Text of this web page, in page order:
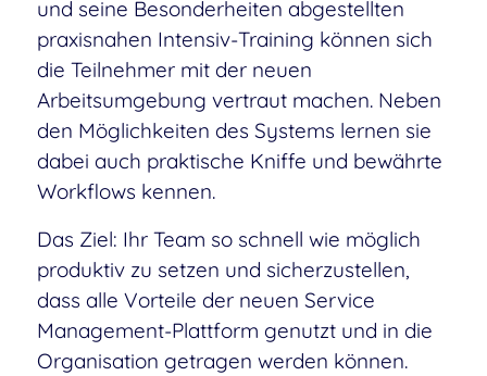
und seine Besonderheiten abgestellten
praxisnahen Intensiv-Training können sich
die Teilnehmer mit der neuen
Arbeitsumgebung vertraut machen. Neben
den Möglichkeiten des Systems lernen sie
dabei auch praktische Kniffe und bewährte
Workflows kennen.
Das Ziel: Ihr Team so schnell wie möglich
produktiv zu setzen und sicherzustellen,
dass alle Vorteile der neuen Service
Management-Plattform genutzt und in die
Organisation getragen werden können.